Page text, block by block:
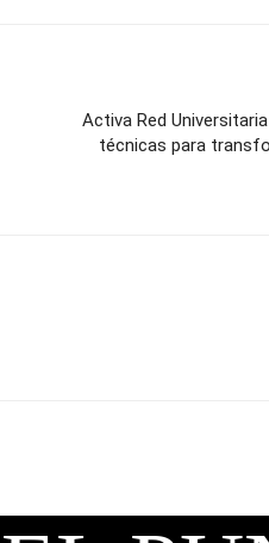
Activa Red
técnicas para